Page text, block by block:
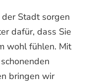
Stadt sorgen
dafür, dass Sie
wohl fühlen. Mit
bringen wir